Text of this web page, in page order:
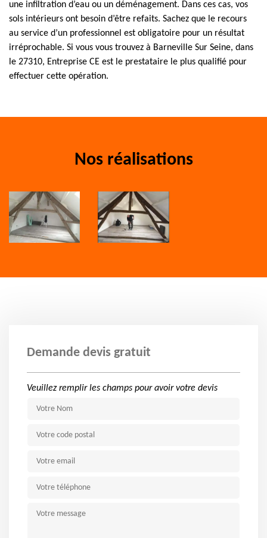
une infiltration d’eau ou un déménagement. Dans ces cas, vos
sols intérieurs ont besoin d’être refaits. Sachez que le recours
au service d’un professionnel est obligatoire pour un résultat
irréprochable. Si vous vous trouvez à Barneville Sur Seine, dans
le 27310, Entreprise CE est le prestataire le plus qualifié pour
effectuer cette opération.
Nos réalisations
Demande devis gratuit
Veuillez remplir les champs pour avoir votre devis